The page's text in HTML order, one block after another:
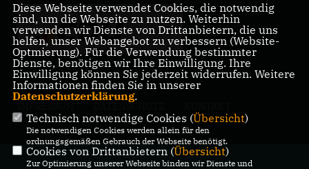
für ein starkes
Rüttenscheid und
Essen
DATENSCHUTZ
@2026 CDU Essen;
Diese Webseite verwendet Cookies, die notwendig
sind, um die Webseite zu nutzen. Weiterhin
verwenden wir Dienste von Drittanbietern, die uns
helfen, unser Webangebot zu verbessern (Website-
Optmierung). Für die Verwendung bestimmter
Dienste, benötigen wir Ihre Einwilligung. Ihre
Einwilligung können Sie jederzeit widerrufen. Weitere
Informationen finden Sie in unserer
Datenschutzerklärung.
Technisch notwendige Cookies (Übersicht)
Die notwendigen Cookies werden allein für den
ordnungsgemäßen Gebrauch der Webseite benötigt.
Cookies von Drittanbietern (Übersicht)
Zur Optimierung unserer Webseite binden wir Dienste und